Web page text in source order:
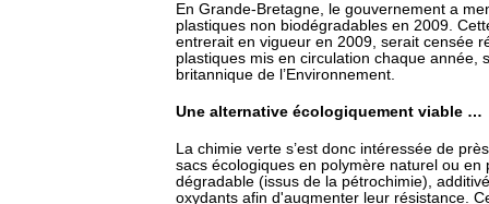
En Grande-Bretagne, le gouvernement a
plastiques non biodégradables en 2009.
entrerait en vigueur en 2009, serait censée
plastiques mis en circulation chaque année,
britannique de l’Environnement.
Une alternative écologiquement viable …
La chimie verte s’est donc intéressée de
sacs écologiques en polymère naturel ou en
dégradable (issus de la pétrochimie),
oxydants afin d'augmenter leur résistance.